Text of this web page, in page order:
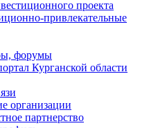
проекта
привлекательные
форумы
Курганской области
организации
партнерство